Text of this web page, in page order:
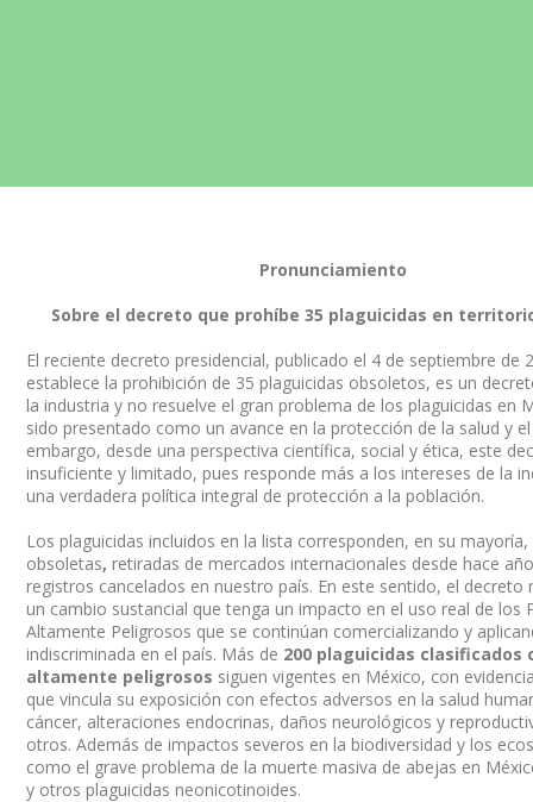
Pronunciamiento
Sobre el decreto que prohíbe 35 plaguicidas en
El reciente decreto presidencial, publicado el 4 de septiembre de
establece la prohibición de 35 plaguicidas obsoletos, es un
la industria y no resuelve el gran problema de los plaguicidas en
sido presentado como un avance en la protección de la salud y
embargo, desde una perspectiva científica, social y ética, este
insuficiente y limitado, pues responde más a los intereses de la
una verdadera política integral de protección a la población.
Los plaguicidas incluidos en la lista corresponden, en su
obsoletas, retiradas de mercados internacionales desde hace
registros cancelados en nuestro país. En este sentido, el decreto
un cambio sustancial que tenga un impacto en el uso real de los
Altamente Peligrosos que se continúan comercializando y
indiscriminada en el país. Más de 200 plaguicidas clasificados
altamente peligrosos siguen vigentes en México, con
que vincula su exposición con efectos adversos en la salud
cáncer, alteraciones endocrinas, daños neurológicos y
otros. Además de impactos severos en la biodiversidad y los
como el grave problema de la muerte masiva de abejas en
y otros plaguicidas neonicotinoides.